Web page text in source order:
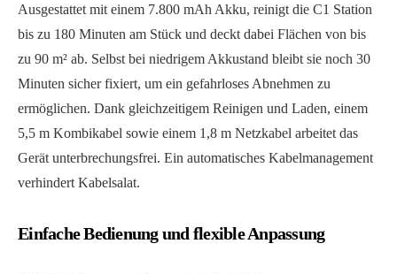
Ausgestattet mit einem 7.800 mAh Akku, reinigt die C1 Station
bis zu 180 Minuten am Stück und deckt dabei Flächen von bis
zu 90 m² ab. Selbst bei niedrigem Akkustand bleibt sie noch 30
Minuten sicher fixiert, um ein gefahrloses Abnehmen zu
ermöglichen. Dank gleichzeitigem Reinigen und Laden, einem
5,5 m Kombikabel sowie einem 1,8 m Netzkabel arbeitet das
Gerät unterbrechungsfrei. Ein automatisches Kabelmanagement
verhindert Kabelsalat.
Einfache Bedienung und flexible Anpassung